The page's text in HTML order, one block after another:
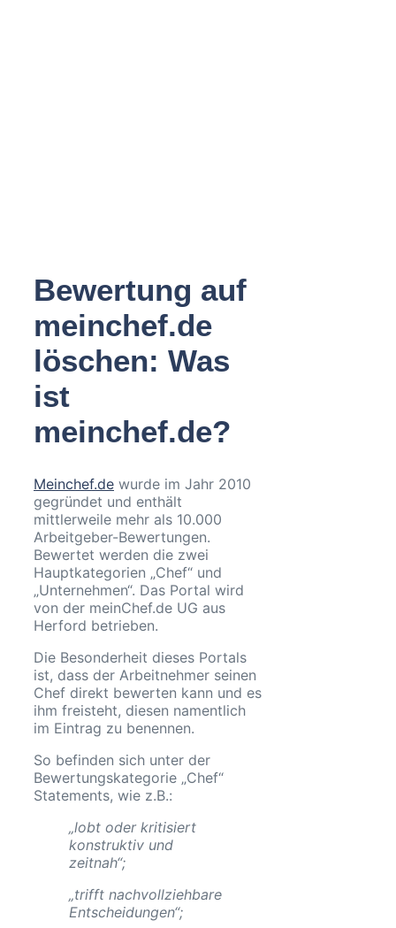
Bewertung auf
meinchef.de
löschen: Was
ist
meinchef.de?
Meinchef.de wurde im Jahr 2010
gegründet und enthält
mittlerweile mehr als 10.000
Arbeitgeber-Bewertungen.
Bewertet werden die zwei
Hauptkategorien „Chef“ und
„Unternehmen“. Das Portal wird
von der meinChef.de UG aus
Herford betrieben.
Die Besonderheit dieses Portals
ist, dass der Arbeitnehmer seinen
Chef direkt bewerten kann und es
ihm freisteht, diesen namentlich
im Eintrag zu benennen.
So befinden sich unter der
Bewertungskategorie „Chef“
Statements, wie z.B.:
„lobt oder kritisiert
konstruktiv und
zeitnah“;
„trifft nachvollziehbare
Entscheidungen“;